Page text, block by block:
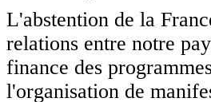
L'abstention de la
relations entre notre
finance des
l'organisation de